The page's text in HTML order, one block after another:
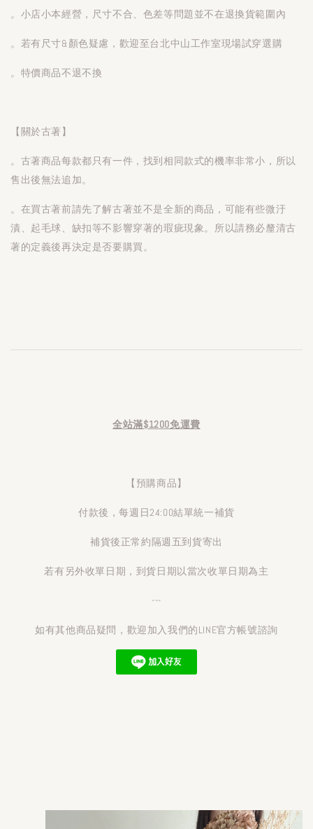
。小店小本經營，尺寸不合、色差等問題並不在退換貨範圍內
。若有尺寸&顏色疑慮，歡迎至台北中山工作室現場試穿選購
。特價商品不退不換
【關於古著】
。古著商品每款都只有一件，找到相同款式的機率非常小，所以
售出後無法追加。
。在買古著前請先了解古著並不是全新的商品，可能有些微汙
漬、起毛球、缺扣等不影響穿著的瑕疵現象。所以請務必釐清古
著的定義後再決定是否要購買。
全站滿$1200免運費
【預購商品】
付款後，每週日24:00結單統一補貨
補貨後正常約隔週五到貨寄出
若有另外收單日期，到貨日期以當次收單日期為主
---
如有其他商品疑問，歡迎加入我們的LINE官方帳號諮詢